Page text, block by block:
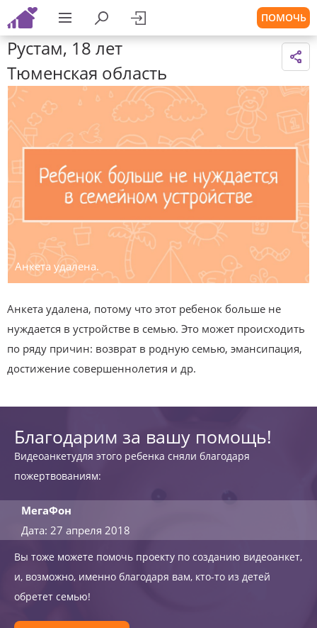
ПОМОЧЬ
Рустам, 18 лет
Тюменская область
Анкета удалена.
Анкета удалена, потому что этот ребенок больше не
нуждается в устройстве в семью. Это может происходить
по ряду причин: возврат в родную семью, эмансипация,
достижение совершеннолетия и др.
Благодарим за вашу помощь!
Видеоанкетудля этого ребенка сняли благодаря
пожертвованиям:
МегаФон
Дата: 27 апреля 2018
Вы тоже можете помочь проекту по созданию видеоанкет,
и, возможно, именно благодаря вам, кто-то из детей
обретет семью!